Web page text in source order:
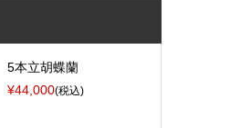
5本立胡蝶蘭
¥44,000(税込)